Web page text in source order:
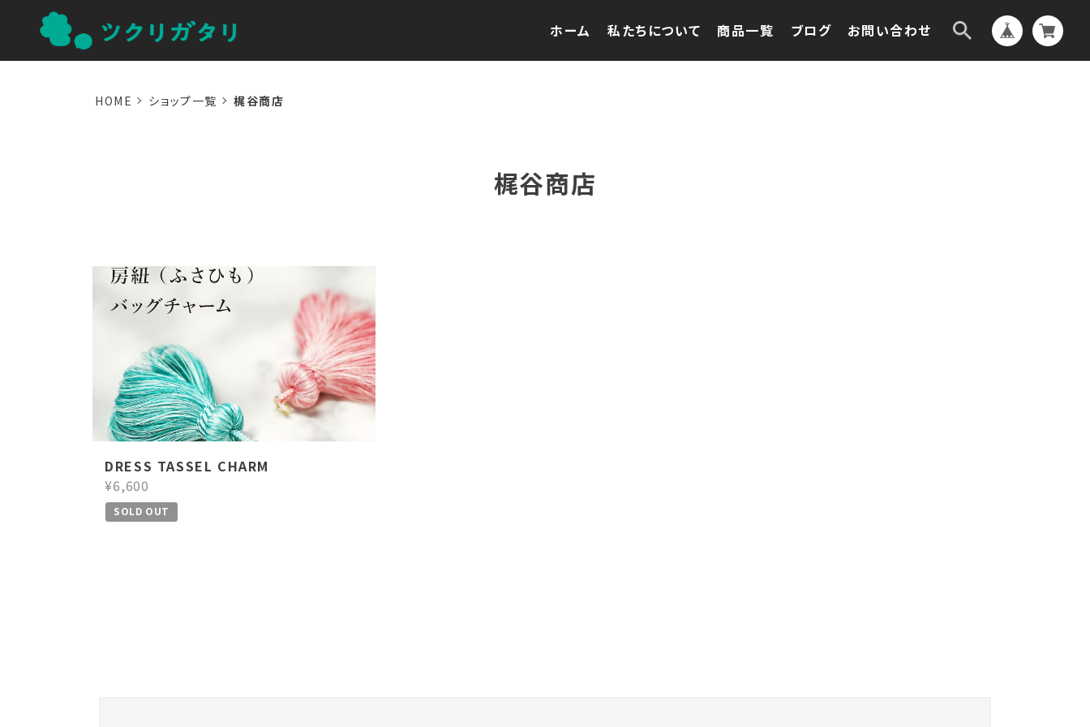
ホーム 私たちについて 商品一覧 ブログ お問い合わせ
HOME ショップ一覧 梶谷商店
梶谷商店
DRESS TASSEL CHARM
¥6,600
SOLD OUT